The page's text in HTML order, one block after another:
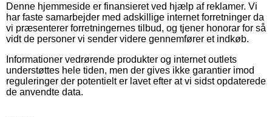
Denne hjemmeside er finansieret ved hjælp af reklamer. Vi
har faste samarbejder med adskillige internet forretninger da
vi præsenterer forretningernes tilbud, og tjener honorar for så
vidt de personer vi sender videre gennemfører et indkøb.
Informationer vedrørende produkter og internet outlets
understøttes hele tiden, men der gives ikke garantier imod
reguleringer der potentielt er lavet efter at vi sidst opdaterede
de anvendte data.